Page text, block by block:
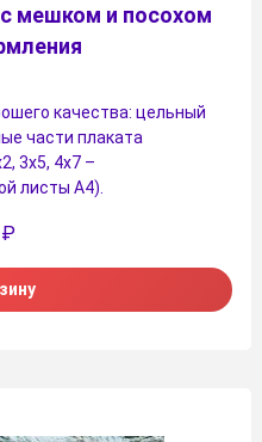
мешком и посохом
качества: цельный
части плаката
3х5, 4х7 –
листы А4).
₽